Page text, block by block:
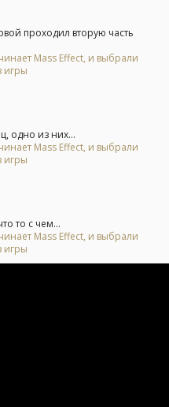
проходил вторую часть
Mass Effect, и выбрали
игры
одно из них...
Mass Effect, и выбрали
игры
то с чем...
Mass Effect, и выбрали
игры